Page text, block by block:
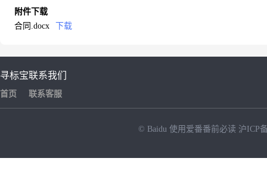
附件下载
合同.docx
下载
寻标宝
首页
联系我们
联系客服
© Baidu 使用爱番番前必读 沪ICP